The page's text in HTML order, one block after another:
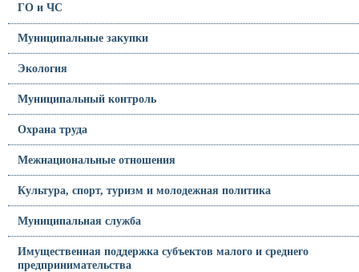
ГО и ЧС
Муниципальные закупки
Экология
Муниципальный контроль
Охрана труда
Межнациональные отношения
Культура, спорт, туризм и молодежная политика
Муниципальная служба
Имущественная поддержка субъектов малого и среднего
предпринимательства